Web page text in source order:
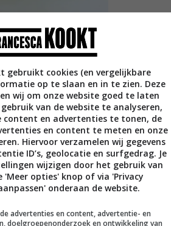
gebruikt cookies (en vergelijkbare
op te slaan en in te zien. Deze
wij om onze website goed te laten
van de website te analyseren,
content en advertenties te tonen, de
en content te meten en onze
Hiervoor verzamelen wij gegevens
ID’s, geolocatie en surfgedrag. Je
wijzigen door het gebruik van
'Meer opties' knop of via 'Privacy
onderaan de website.
advertenties en content, advertentie- en
doelgroepenonderzoek en ontwikkeling van